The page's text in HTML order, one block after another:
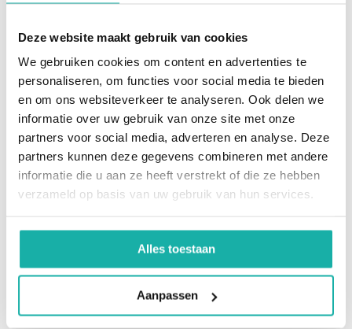
Deze website maakt gebruik van cookies
We gebruiken cookies om content en advertenties te
personaliseren, om functies voor social media te bieden
en om ons websiteverkeer te analyseren. Ook delen we
informatie over uw gebruik van onze site met onze
partners voor social media, adverteren en analyse. Deze
partners kunnen deze gegevens combineren met andere
informatie die u aan ze heeft verstrekt of die ze hebben
verzameld op basis van uw gebruik van hun services.
Alles toestaan
Aanpassen
Allergie is een overgevoeligheidsreactie op
bomen, grassen of onkruid. We spreken dan van
hooikoorts. Maar men kan ook allergisch zijn voor
huidschilfers van dieren, uitwerpselen van
huisstofmijten en schimmels.
Ook voedsel bevat allergenen. Ons
immuunsysteem (afweersysteem) beschermt ons
van lichaamsvreemde stoffen, door het maken
van onder andere antistoffen.
Bij een allergie is het immuunsysteem ontregeld
en maakt het antistoffen (IgE) die averechtse